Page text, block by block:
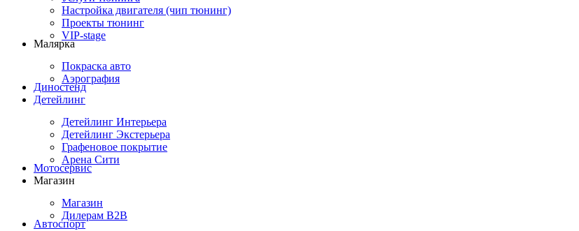
Настройка двигателя (чип тюнинг)
Проекты тюнинг
VIP-stage
Малярка
Покраска авто
Аэрография
Диностенд
Детейлинг
Детейлинг Интерьера
Детейлинг Экстерьера
Графеновое покрытие
Арена Сити
Мотосервис
Магазин
Магазин
Дилерам B2B
Автоспорт